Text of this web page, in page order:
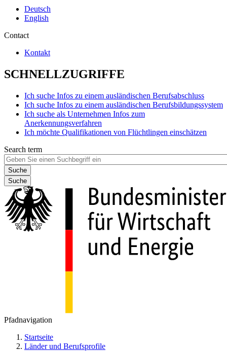
Deutsch
English
Contact
Kontakt
SCHNELLZUGRIFFE
Ich suche Infos zu einem ausländischen Berufsabschluss
Ich suche Infos zu einem ausländischen Berufsbildungssystem
Ich suche als Unternehmen Infos zum
Anerkennungsverfahren
Ich möchte Qualifikationen von Flüchtlingen einschätzen
Search term
Suche
Pfadnavigation
Startseite
Länder und Berufsprofile